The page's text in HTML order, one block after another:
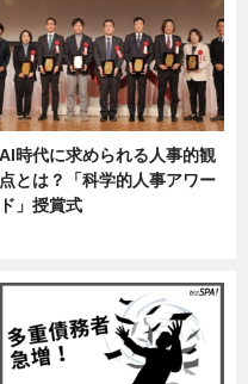
AI時代に求められる人事的観
点とは？「科学的人事アワー
ド」授賞式